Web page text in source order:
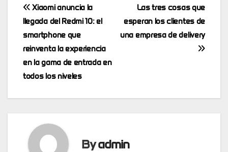
Post
navigation
Las tres cosas que
esperan los clientes de
una empresa de delivery
Xiaomi anuncia la
llegada del Redmi 10: el
smartphone que
reinventa la experiencia
en la gama de entrada en
todos los niveles
Byadmin